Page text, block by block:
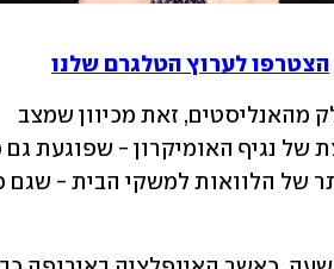
הצטרפו לערוץ הטלגרם שלנו